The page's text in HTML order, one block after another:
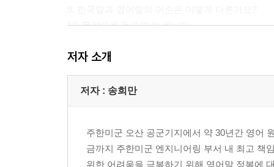
10. 문장으로 들으면 안 됩니다
12. 최종적으로 영어 원어민처럼 듣고 말하기 상태
제2장 골반발성 (PELVIS VOCALISM)
3. 영어말 골반발성과 한국말 성대발성의 차이점
4. 성대발성과 골반발성의 Interchange
저자 소개
저자 : 송희만
주한미군 오산 공군기지에서 약 30년간 영어
금까지 주한미군 엔지니어링 부서 내 최고 책
위한 어려움을 극복하기 위해 영어말 정복에